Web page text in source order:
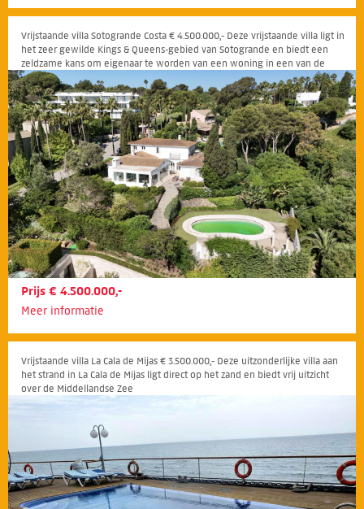
Vrijstaande villa Sotogrande Costa € 4.500.000,- Deze vrijstaande villa ligt in
het zeer gewilde Kings & Queens-gebied van Sotogrande en biedt een
zeldzame kans om eigenaar te worden van een woning in een van de
meest prestigieuze woonwijken van de omgeving
Prijs € 4.500.000,-
Meer informatie
Vrijstaande villa La Cala de Mijas € 3.500.000,- Deze uitzonderlijke villa aan
het strand in La Cala de Mijas ligt direct op het zand en biedt vrij uitzicht
over de Middellandse Zee